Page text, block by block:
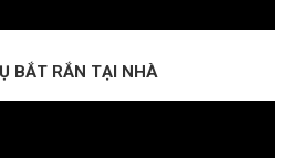
BẮT RẮN TẠI NHÀ